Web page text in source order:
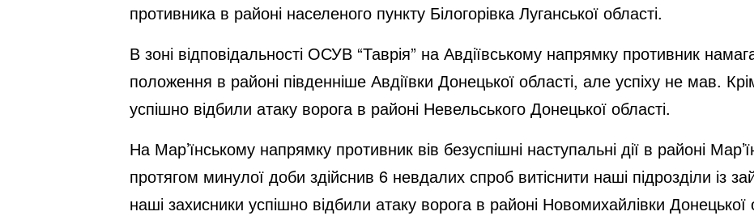
противника в районі населеного пункту Білогорівка Луганської області.
В зоні відповідальності ОСУВ “Таврія” на Авдіївському напрямку противник
положення в районі південніше Авдіївки Донецької області, але успіху не мав.
успішно відбили атаку ворога в районі Невельського Донецької області.
На Мар’їнському напрямку противник вів безуспішні наступальні дії в районі
протягом минулої доби здійснив 6 невдалих спроб витіснити наші підрозділи із
наші захисники успішно відбили атаку ворога в районі Новомихайлівки Донецької